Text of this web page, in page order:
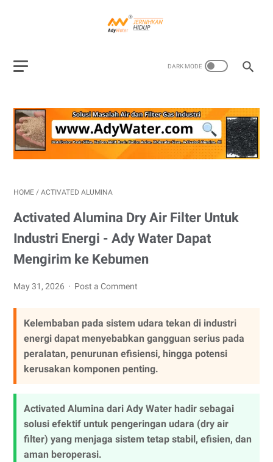
HOME / ACTIVATED ALUMINA
Activated Alumina Dry Air Filter Untuk
Industri Energi - Ady Water Dapat
Mengirim ke Kebumen
May 31, 2026 Post a Comment
Kelembaban pada sistem udara tekan di industri
energi dapat menyebabkan gangguan serius pada
peralatan, penurunan efisiensi, hingga potensi
kerusakan komponen penting.
Activated Alumina dari Ady Water hadir sebagai
solusi efektif untuk pengeringan udara (dry air
filter) yang menjaga sistem tetap stabil, efisien, dan
aman beroperasi.